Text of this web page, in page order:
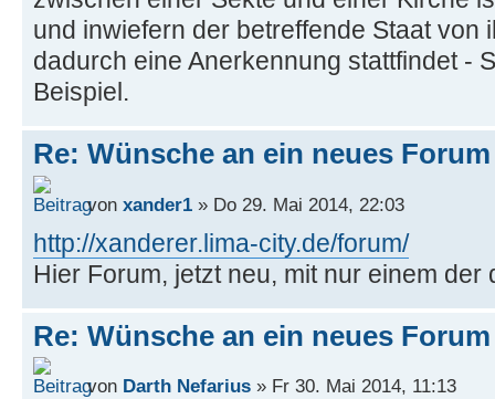
und inwiefern der betreffende Staat von
dadurch eine Anerkennung stattfindet -
Beispiel.
Re: Wünsche an ein neues Forum
von xander1 » Do 29. Mai 2014, 22:03
http://xanderer.lima-city.de/forum/
Hier Forum, jetzt neu, mit nur einem der
Re: Wünsche an ein neues Forum
von Darth Nefarius » Fr 30. Mai 2014, 11:13